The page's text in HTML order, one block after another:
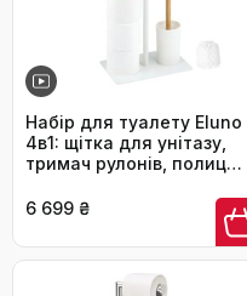
Набір для туалету Eluno
4в1: щітка для унітазу,
тримач рулонів, полиця,
6 699 ₴